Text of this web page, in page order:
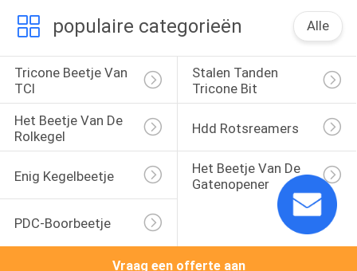
populaire categorieën Alle
Tricone Beetje Van
TCI
Stalen Tanden
Tricone Bit
Het Beetje Van De
Rolkegel
Hdd Rotsreamers
Enig Kegelbeetje
Het Beetje Van De
Gatenopener
PDC-Boorbeetje
Vraag een offerte aan